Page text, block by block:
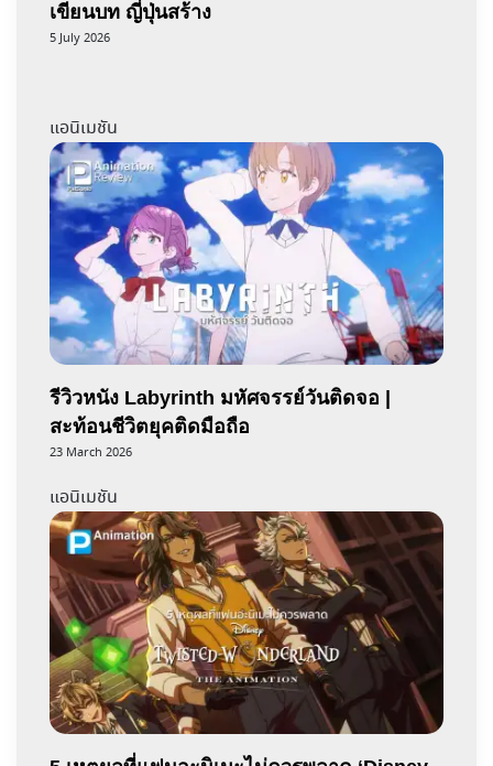
เขียนบท ญี่ปุ่นสร้าง
5 July 2026
แอนิเมชัน
รีวิวหนัง Labyrinth มหัศจรรย์วันติดจอ |
สะท้อนชีวิตยุคติดมือถือ
23 March 2026
แอนิเมชัน